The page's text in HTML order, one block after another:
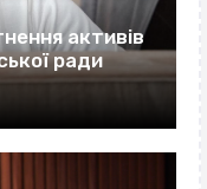
активів
ради